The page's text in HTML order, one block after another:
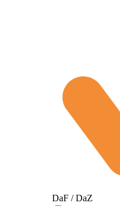
DaF / DaZ